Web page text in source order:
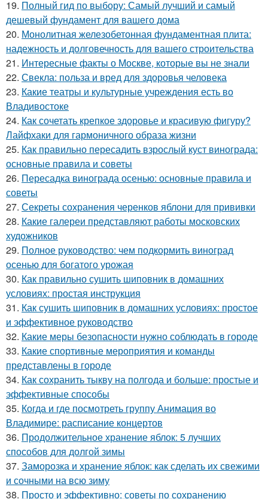
19. Полный гид по выбору: Самый лучший и самый
дешевый фундамент для вашего дома
20. Монолитная железобетонная фундаментная плита:
надежность и долговечность для вашего строительства
21. Интересные факты о Москве, которые вы не знали
22. Свекла: польза и вред для здоровья человека
23. Какие театры и культурные учреждения есть во
Владивостоке
24. Как сочетать крепкое здоровье и красивую фигуру?
Лайфхаки для гармоничного образа жизни
25. Как правильно пересадить взрослый куст винограда:
основные правила и советы
26. Пересадка винограда осенью: основные правила и
советы
27. Секреты сохранения черенков яблони для прививки
28. Какие галереи представляют работы московских
художников
29. Полное руководство: чем подкормить виноград
осенью для богатого урожая
30. Как правильно сушить шиповник в домашних
условиях: простая инструкция
31. Как сушить шиповник в домашних условиях: простое
и эффективное руководство
32. Какие меры безопасности нужно соблюдать в городе
33. Какие спортивные мероприятия и команды
представлены в городе
34. Как сохранить тыкву на полгода и больше: простые и
эффективные способы
35. Когда и где посмотреть группу Анимация во
Владимире: расписание концертов
36. Продолжительное хранение яблок: 5 лучших
способов для долгой зимы
37. Заморозка и хранение яблок: как сделать их свежими
и сочными на всю зиму
38. Просто и эффективно: советы по сохранению